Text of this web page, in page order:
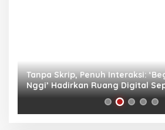
Tanpa Skrip, Penuh Interaksi:
Nggi’ Hadirkan Ruang Digital
Sendiri